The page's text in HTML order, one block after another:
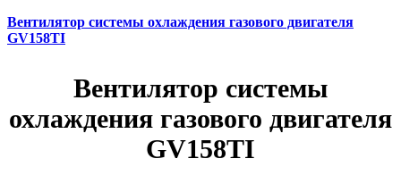
Вентилятор системы охлаждения газового двигателя
GV158TI
Вентилятор системы
охлаждения газового двигателя
GV158TI